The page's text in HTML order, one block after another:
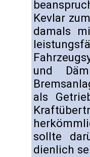
Kevlar
damals
und
als
sollte
dienlich